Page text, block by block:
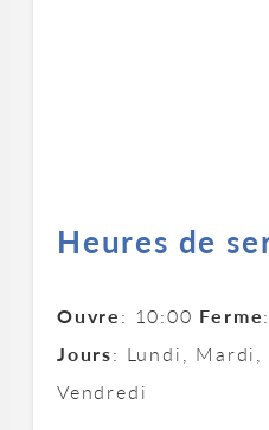
Heures de
Ouvre : 10:00 Ferme
Jours: Lundi, Mardi,
Vendredi